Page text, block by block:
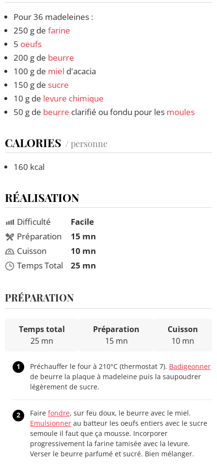
Pour 36 madeleines :
250 g de farine
5 oeufs
200 g de beurre
100 g de miel d'acacia
150 g de sucre
10 g de levure chimique
50 g de beurre clarifié ou fondu pour les moules
CALORIES / personne
160 kcal
RÉALISATION
Difficulté
Préparation
Cuisson
Temps Total
Facile
15 mn
10 mn
25 mn
PRÉPARATION
Temps total
25 mn
Préparation
15 mn
Cuisson
10 mn
1 Préchauffer le four à 210°C (thermostat 7). Badigeonner
de beurre la plaque à madeleine puis la saupoudrer
légèrement de sucre.
2 Faire fondre, sur feu doux, le beurre avec le miel.
Emulsionner au batteur les oeufs entiers avec le sucre
semoule il faut que ça mousse. Incorporer
progressivement la farine tamisée avec la levure.
Verser le beurre parfumé et sucré. Bien mélanger.